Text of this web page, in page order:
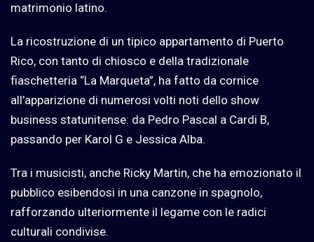
matrimonio latino.
La ricostruzione di un tipico appartamento di Puerto
Rico, con tanto di chiosco e della tradizionale
fiaschetteria “La Marqueta”, ha fatto da cornice
all’apparizione di numerosi volti noti dello show
business statunitense: da Pedro Pascal a Cardi B,
passando per Karol G e Jessica Alba.
Tra i musicisti, anche Ricky Martin, che ha emozionato il
pubblico esibendosi in una canzone in spagnolo,
rafforzando ulteriormente il legame con le radici
culturali condivise.